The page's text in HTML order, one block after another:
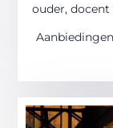
ouder,
Aanbiedingen